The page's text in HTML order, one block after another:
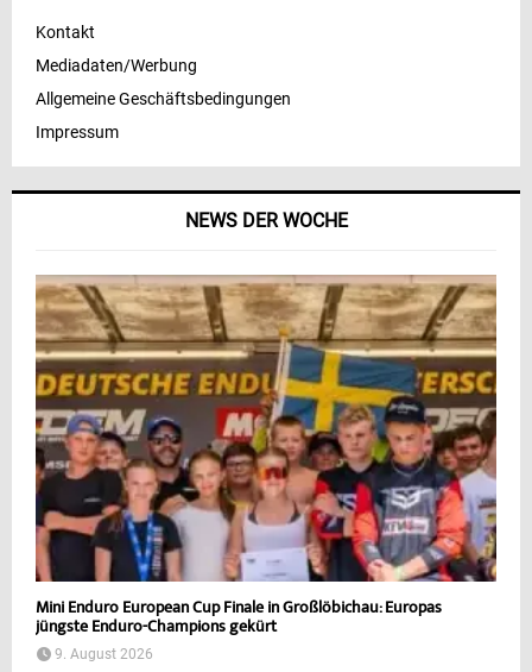
NEWS DER WOCHE
Mini Enduro European Cup Finale in Großlöbichau: Europas
jüngste Enduro-Champions gekürt
9. August 2026
Kontakt
Mediadaten/Werbung
Allgemeine Geschäftsbedingungen
Impressum